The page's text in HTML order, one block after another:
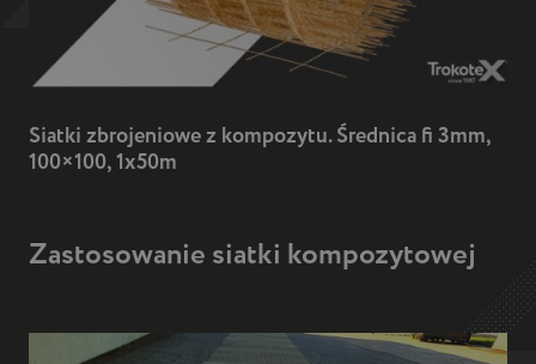
Siatki zbrojeniowe z kompozytu. Średnica fi 3mm,
100×100, 1x50m
Zastosowanie siatki kompozytowej